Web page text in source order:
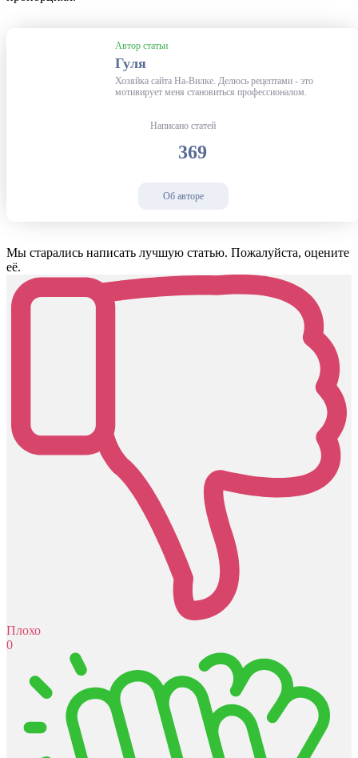
Автор статьи
Гуля
Хозяйка сайта На-Вилке. Делюсь рецептами - это
мотивирует меня становиться профессионалом.
Написано статей
369
Об авторе
Мы старались написать лучшую статью. Пожалуйста, оцените
её.
Плохо
0